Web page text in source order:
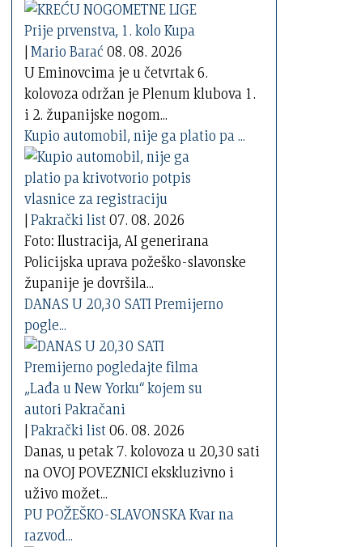
|Mario Barać 08. 08. 2026
U Eminovcima je u četvrtak 6.
kolovoza održan je Plenum klubova 1.
i 2. županijske nogom...
Kupio automobil, nije ga platio pa ...
|Pakrački list07. 08. 2026
Foto: Ilustracija, AI generirana
Policijska uprava požeško-slavonske
županije je dovršila...
DANAS U 20,30 SATI Premijerno
pogle...
|Pakrački list06. 08. 2026
Danas, u petak 7. kolovoza u 20,30 sati
na OVOJ POVEZNICI ekskluzivno i
uživo možet...
PU POŽEŠKO-SLAVONSKA Kvar na
razvod...